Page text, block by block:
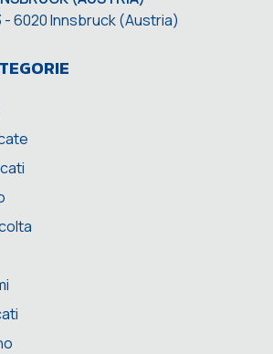
- 6020 Innsbruck (Austria)